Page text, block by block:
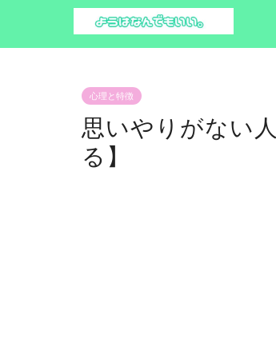
心理と特徴
思いやりがない
る】